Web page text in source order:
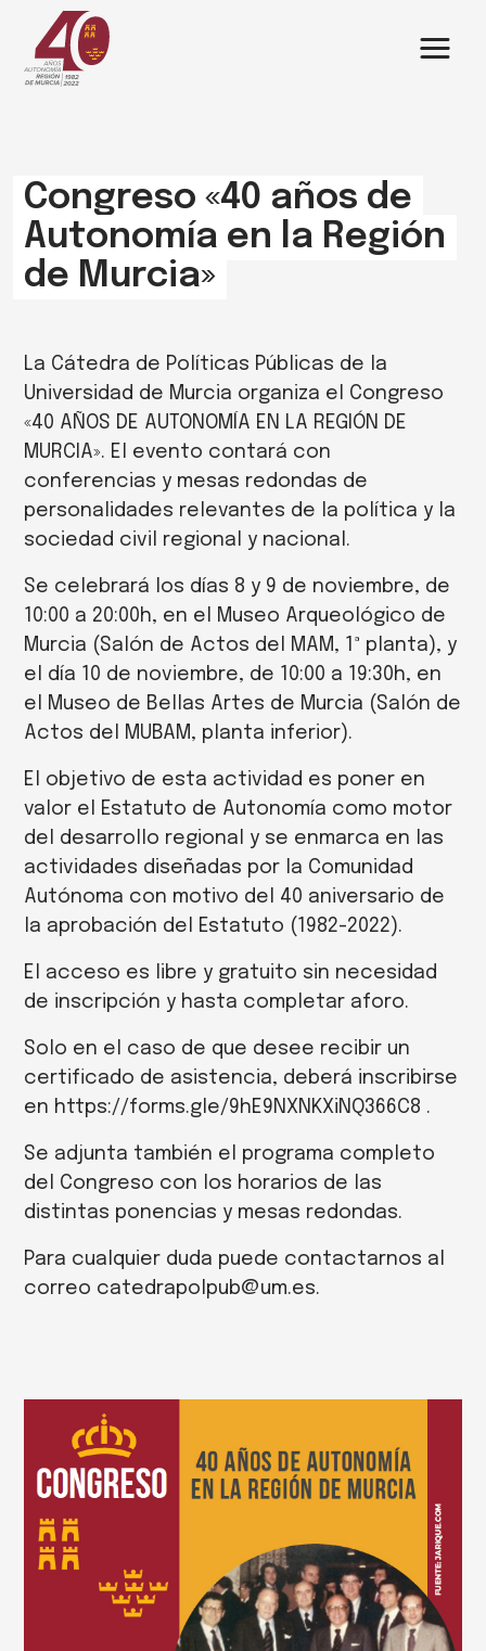
contenido
Congreso «40 años de
Autonomía en la Región
de Murcia»
La Cátedra de Políticas Públicas de la
Universidad de Murcia organiza el Congreso
«40 AÑOS DE AUTONOMÍA EN LA REGIÓN DE
MURCIA». El evento contará con
conferencias y mesas redondas de
personalidades relevantes de la política y la
sociedad civil regional y nacional.
Se celebrará los días 8 y 9 de noviembre, de
10:00 a 20:00h, en el Museo Arqueológico de
Murcia (Salón de Actos del MAM, 1ª planta), y
el día 10 de noviembre, de 10:00 a 19:30h, en
el Museo de Bellas Artes de Murcia (Salón de
Actos del MUBAM, planta inferior).
El objetivo de esta actividad es poner en
valor el Estatuto de Autonomía como motor
del desarrollo regional y se enmarca en las
actividades diseñadas por la Comunidad
Autónoma con motivo del 40 aniversario de
la aprobación del Estatuto (1982-2022).
El acceso es libre y gratuito sin necesidad
de inscripción y hasta completar aforo.
Solo en el caso de que desee recibir un
certificado de asistencia, deberá inscribirse
en https://forms.gle/9hE9NXNKXiNQ366C8 .
Se adjunta también el programa completo
del Congreso con los horarios de las
distintas ponencias y mesas redondas.
Para cualquier duda puede contactarnos al
correo catedrapolpub@um.es.